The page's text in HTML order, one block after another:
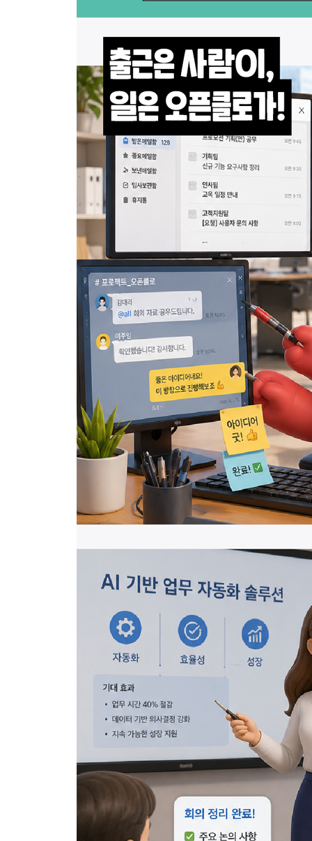
_ 01 바깥으로 나와! _ 웹 검색하기
_ 02 자료로 만들어 줘! _ 뉴스 요약하기
02 주기적으로 시세 정보 모니터링하기
_ 01 얼마까지 알아봤어? _ 시세 정보 조회하기
_ 02 나 대신 계속해! _ 크론 작업 설정하기
_ 03 타이밍이 중요해! _ 알림 조건 설정하고 메신
_ 04 이제 그만! _ 반복 작업 삭제하기
03 유튜브 콘텐츠 요약 받아보기
_ 01 유튜브 알아? _ 필요한 스킬 추가하기
_ 02 무슨 내용이지? _ 유튜브 콘텐츠 내용 요약하
_ 01 메신저를 준비해! _ 텔레그램 설정하기
_ 02 통신 준비! _ 오픈클로 채널 설정하기
05 OAuth 모델로 교체하기
_ 01 챗GPT 쓰지? _ Codex 설치하고 로그인하기
06 메신저로 내 컴퓨터 확인하기
_ 01 권한을 줄게! _ 보안 능력 최대로 제공하기
_ 02 방법을 익혀! _ 전용 스킬 만들기
_ 03 배운 것을 실행해 봐! _ 메신저로 스크린샷 받
07 원격으로 자료 수집하기
_ 01 기술이 필요해? _ 스킬 추가하기
_ 02 자료 좀 받아줘! _ 메신저로 지시하기
08 오픈클로 깨끗이 삭제하기
_ 01 휴지통만으로는 안 돼! _ 오픈클로 삭제하기
_ 02 티끌도 없어! _ 오픈클로 삭제 확인하기
01 맥OS에 오픈클로 지원 환경 설치하기
_ 01 동반자를 준비해! _ 오픈클로 컴패니언 앱 설
_ 02 배경 환경을 구축하자! _ Homebrew, Node.js,
02 오픈클로 설치하고 온보딩하기
_ 01 본체를 설치하자! _ 오픈클로 설치하기
03 오픈클로 기본 설정하기
_ 01 간단히 확인하자! _ 컴패니언 앱 시작하기
_ 02 시스템에 등록되었지? _ 오픈클로 권한 확인
04 메신저로 소통하기
_ 01 메신저로 연결하자! _ 텔레그램 채널 설정하기
_ 02 승인해 줘! _ 나의 맥 페어링하기
_ 03 메신저로 비서와 소통하자! _ 텔레그램 메신
05 메신저와 맥OS 연결하기
_ 01 임무 수행에 어떤 스킬이 필요해? _ 스킬 만들
_ 02 허용해 줘! _ 임무 수행을 위한 권한 부여하기